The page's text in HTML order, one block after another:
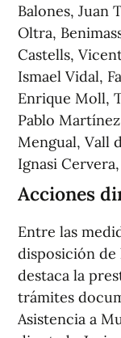
Balones, Juan
Oltra,
Castells,
Ismael Vidal,
Enrique Moll,
Pablo
Mengual, Vall
Ignasi
Acciones
Entre las
disposición de
destaca la
trámites
Asistencia a